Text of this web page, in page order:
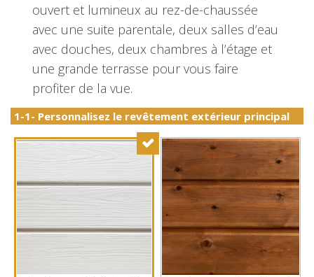
ouvert et lumineux au rez-de-chaussée
avec une suite parentale, deux salles d’eau
avec douches, deux chambres à l’étage et
une grande terrasse pour vous faire
profiter de la vue.
1-1- Personnalisez le revêtement extérieur principal